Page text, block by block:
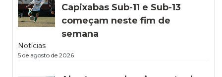
Capixabas Sub-11 e Sub-13
começam neste fim de
semana
Notícias
5 de agosto de 2026